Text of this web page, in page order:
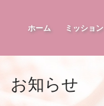
ホーム ミッション
お知らせ